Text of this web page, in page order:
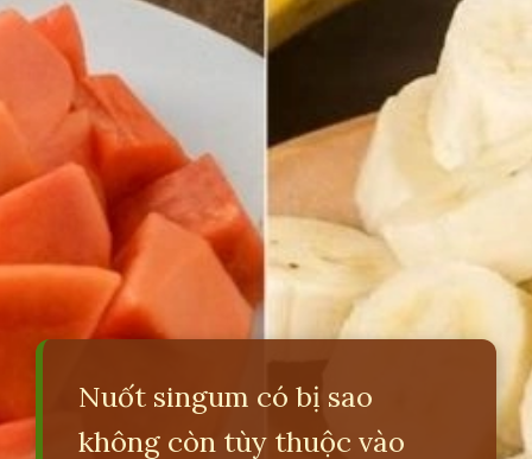
Nuốt singum có bị sao
không còn tùy thuộc vào